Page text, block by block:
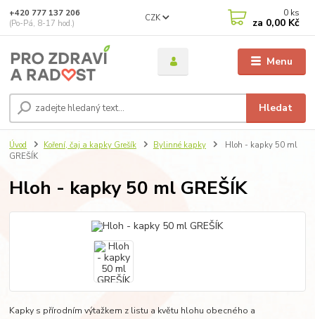
Menu
CZK
Hledat
+420 777 137 206
(Po-Pá, 8-17 hod.)
0 ks
za 0,00 Kč
Úvod Koření, čaj a kapky Grešík Bylinné kapky
Hloh - kapky 50 ml
GREŠÍK
Hloh - kapky 50 ml GREŠÍK
Kapky s přírodním výtažkem z listu a květu hlohu obecného a